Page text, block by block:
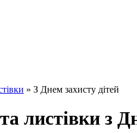
» З Днем захисту дітей
листівки з